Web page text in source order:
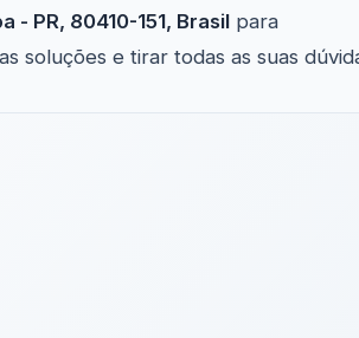
- PR, 80410-151, Brasil para
soluções e tirar todas as suas